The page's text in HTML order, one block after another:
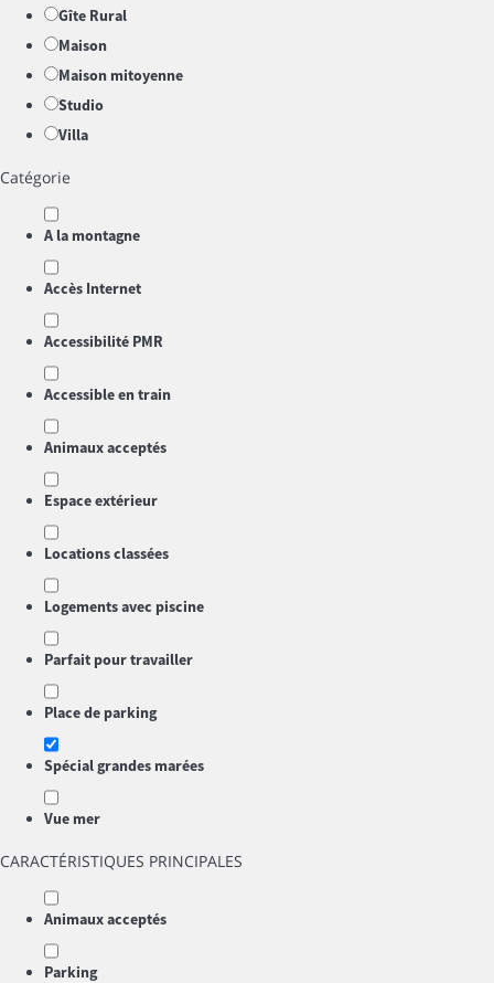
Gîte Rural
Maison
Maison mitoyenne
Studio
Villa
Catégorie
A la montagne
Accès Internet
Accessibilité PMR
Accessible en train
Animaux acceptés
Espace extérieur
Locations classées
Logements avec piscine
Parfait pour travailler
Place de parking
Spécial grandes marées
Vue mer
CARACTÉRISTIQUES PRINCIPALES
Animaux acceptés
Parking